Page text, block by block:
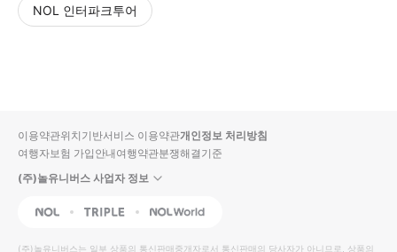
NOL 인터파크투어
입니
다.
높
동
순
상
이용약관위치기반서비스 이용약관개인정보 처리방침
여행자보험 가입안내여행약관분쟁해결기준
(주)놀유니버스 사업자 정보
NOL Triple Interpark Global
(주)놀유니버스는 일부 상품의 통신판매중개자로서 통신판매의 당사자가 아니므로, 상품의